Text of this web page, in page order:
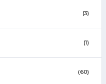
(3)
(1)
(60)